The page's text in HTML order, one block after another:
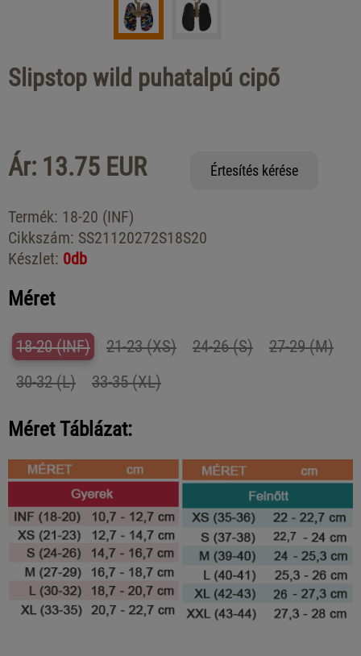
Slipstop wild puhatalpú cipő
Ár: 13.75 EUR Értesítés kérése
Termék: 18-20 (INF)
Cikkszám: SS21120272S18S20
Készlet: 0db
Méret
18-20 (INF) 21-23 (XS) 24-26 (S)
27-29 (M)
30-32 (L)
33-35 (XL)
Méret Táblázat: